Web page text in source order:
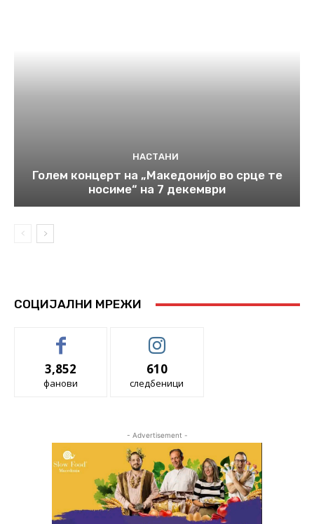
НАСТАНИ
Голем концерт на „Македонијо во срце те
носиме“ на 7 декември
СОЦИЈАЛНИ МРЕЖИ
3,852
фанови
610
следбеници
- Advertisement -